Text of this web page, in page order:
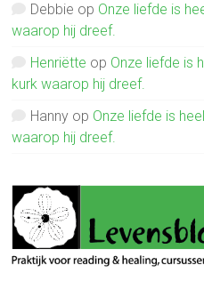
Debbie op Onze liefde is
waarop hij dreef.
Henriëtte op Onze liefde is
kurk waarop hij dreef.
Hanny op Onze liefde is
waarop hij dreef.